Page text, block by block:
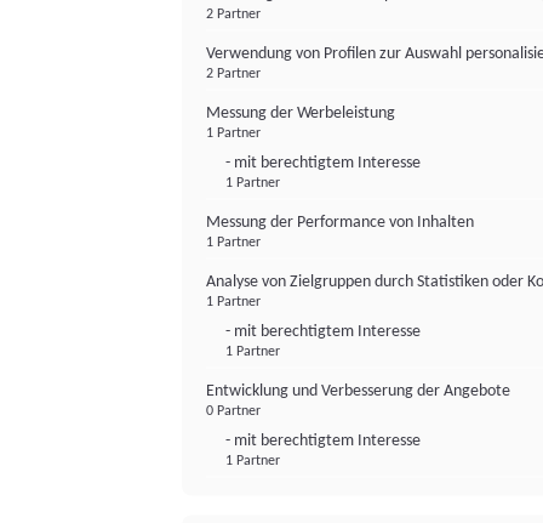
2 Partner
Verwendung von Profilen zur Auswahl
2 Partner
Messung der Werbeleistung
1 Partner
- mit berechtigtem Interesse
1 Partner
Messung der Performance von Inhalten
1 Partner
Analyse von Zielgruppen durch Statistiken oder
1 Partner
- mit berechtigtem Interesse
1 Partner
Entwicklung und Verbesserung der Angebote
0 Partner
- mit berechtigtem Interesse
1 Partner